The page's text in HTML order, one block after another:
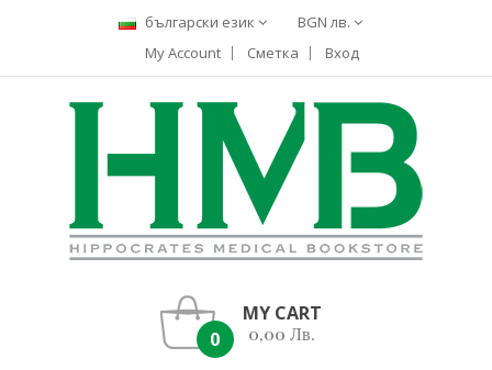
български език
BGN лв.
My Account
Сметка Вход
MY CART
0
0,00 Лв.